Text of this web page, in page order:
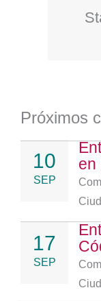
Próximos
10
SEP
en
17
SEP